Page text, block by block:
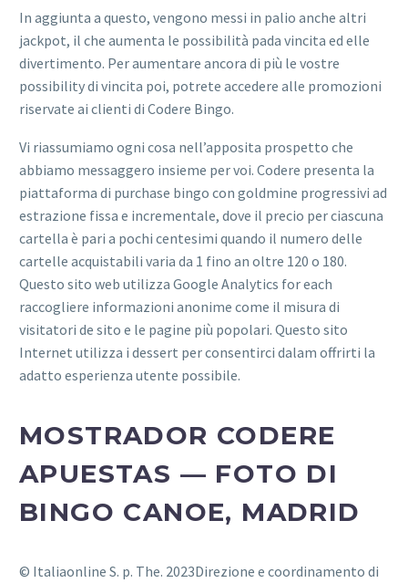
In aggiunta a questo, vengono messi in palio anche altri
jackpot, il che aumenta le possibilità pada vincita ed elle
divertimento. Per aumentare ancora di più le vostre
possibility di vincita poi, potrete accedere alle promozioni
riservate ai clienti di Codere Bingo.
Vi riassumiamo ogni cosa nell’apposita prospetto che
abbiamo messaggero insieme per voi. Codere presenta la
piattaforma di purchase bingo con goldmine progressivi ad
estrazione fissa e incrementale, dove il precio per ciascuna
cartella è pari a pochi centesimi quando il numero delle
cartelle acquistabili varia da 1 fino an oltre 120 o 180.
Questo sito web utilizza Google Analytics for each
raccogliere informazioni anonime come il misura di
visitatori de sito e le pagine più popolari. Questo sito
Internet utilizza i dessert per consentirci dalam offrirti la
adatto esperienza utente possibile.
MOSTRADOR CODERE
APUESTAS — FOTO DI
BINGO CANOE, MADRID
© Italiaonline S. p. The. 2023Direzione e coordinamento di